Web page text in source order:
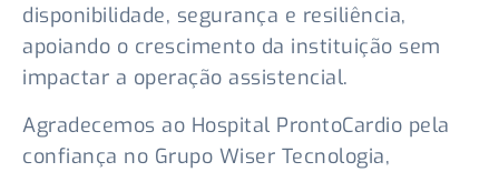
disponibilidade, segurança e resiliência,
apoiando o crescimento da instituição sem
impactar a operação assistencial.
Agradecemos ao Hospital ProntoCardio pela
confiança no Grupo Wiser Tecnologia,